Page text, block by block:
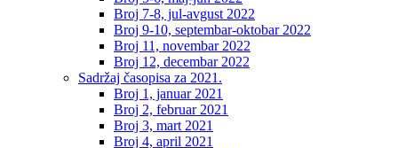
Broj 7-8, jul-avgust 2022
Broj 9-10, septembar-oktobar 2022
Broj 11, novembar 2022
Broj 12, decembar 2022
Sadržaj časopisa za 2021.
Broj 1, januar 2021
Broj 2, februar 2021
Broj 3, mart 2021
Broj 4, april 2021